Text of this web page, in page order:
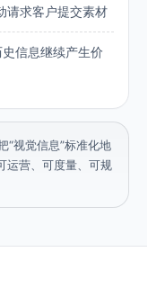
请求客户提交素材
信息继续产生价
“视觉信息”标准化地
运营、可度量、可规